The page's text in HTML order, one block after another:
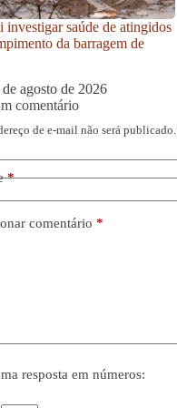
investigar saúde de atingidos
da barragem de
agosto de 2026
comentário
de e-mail não será publicado.
*
comentário *
resposta em números: